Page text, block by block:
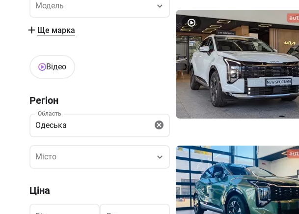
Модель
Модель
Ще марка
Відео
Регіон
Область
Одеська
Місто
Місто
Ціна